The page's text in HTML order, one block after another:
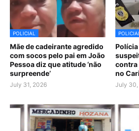
POLICIAL
Mãe de cadeirante agredido
com socos pelo pai em João
Pessoa diz que atitude ‘não
surpreende’
July 31, 2026
POLICIAL
contra
no
July